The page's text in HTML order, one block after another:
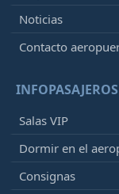
Noticias
Contacto
INFOPASAJEROS
Salas VIP
Dormir en el
Consignas